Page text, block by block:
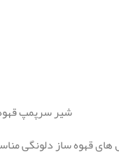
شیر سرپمپ قهوه ساز دلونگی با کد
های قهوه ساز